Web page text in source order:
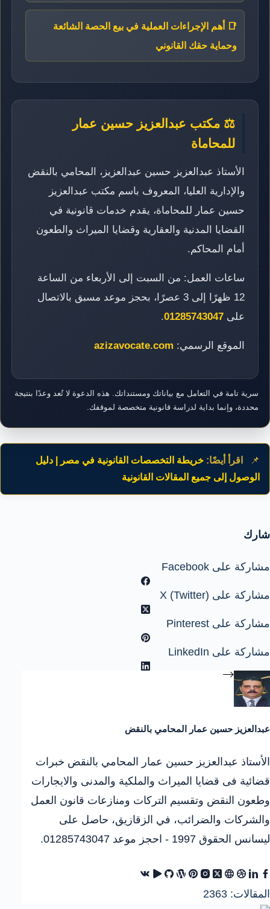
📑 أهم الإجراءات العملية في بيع الحصة الشائعة
وحماية حقك القانوني
⚖️ مكتب عبدالعزيز حسين عمار
للمحاماة
الأستاذ عبدالعزيز حسين عبدالعزيز، المحامي بالنقض
والإدارية العليا، المعروف باسم مكتب عبدالعزيز
حسين عمار للمحاماة، يقدم خدمات قانونية في
القضايا المدنية والعقارية وقضايا الميراث والطعون
أمام المحاكم.
ساعات العمل: من السبت إلى الأربعاء من الساعة
12 ظهرًا إلى 3 عصرًا، بحجز موعد مسبق بالاتصال
على 01285743047
.
الموقع الرسمي: azizavocate.com
سرية تامة في التعامل مع بياناتك ومستنداتك. هذه الدعوة لا تُعد وعدًا بنتيجة
محددة، وإنما بداية لدراسة قانونية متخصصة لموقفك.
📌 اقرأ أيضًا: خريطة التخصصات القانونية في مصر | دليل
الوصول إلى جميع المقالات القانونية
شارك
مشاركة على Facebook
مشاركة على X (Twitter)
مشاركة على Pinterest
مشاركة على LinkedIn
عبدالعزيز حسين عمار المحامي بالنقض
الأستاذ عبدالعزيز حسين عمار المحامي بالنقض خبرات
قضائية فى قضايا الميراث والملكية والمدنى والايجارات
وطعون النقض وتقسيم التركات ومنازعات قانون العمل
والشركات والضرائب، في الزقازيق، حاصل على
ليسانس الحقوق 1997 - احجز موعد 01285743047.
المقالات: 2363